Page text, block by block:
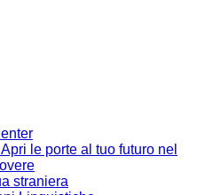
le porte al tuo futuro nel
straniera